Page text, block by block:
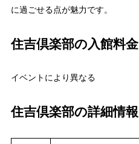
に過ごせる点が魅力です。
住吉倶楽部の入館料金
イベントにより異なる
住吉倶楽部の詳細情報